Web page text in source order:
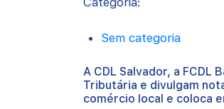
Sem categoria
A CDL Salvador, a FCDL
Tributária e divulgam
comércio local e coloca